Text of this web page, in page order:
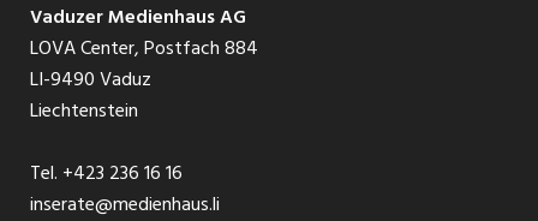
Jobs in Glarus
Jobs in der Südostschweiz
Temporär Jobs
Ratgeber Bewerbung / Rekrutierung
AGB
Datenschutzbestimmungen
Nutzungsbedingungen
Impressum
Vaduzer Medienhaus AG
LOVA Center, Postfach 884
LI-9490 Vaduz
Liechtenstein
Tel. +423 236 16 16
inserate@medienhaus.li